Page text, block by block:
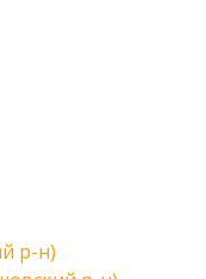
р-н)